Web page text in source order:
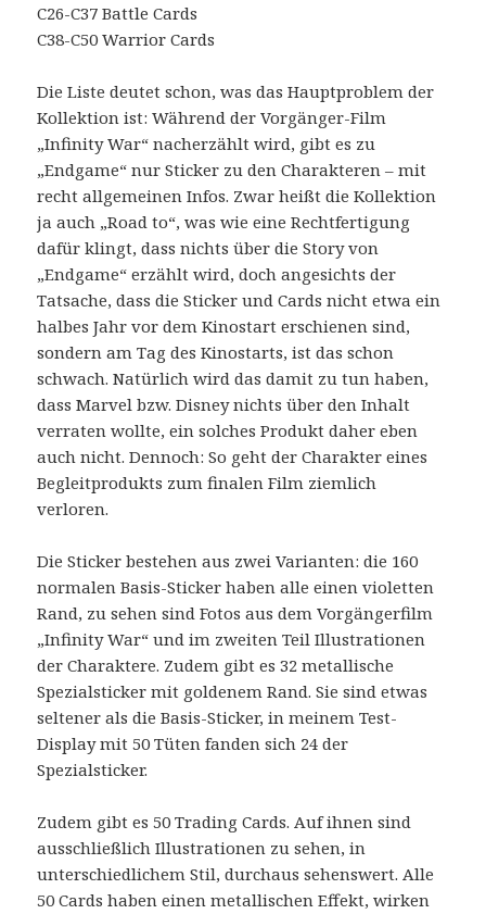
C26-C37 Battle Cards
C38-C50 Warrior Cards
Die Liste deutet schon, was das Hauptproblem der
Kollektion ist: Während der Vorgänger-Film
„Infinity War“ nacherzählt wird, gibt es zu
„Endgame“ nur Sticker zu den Charakteren – mit
recht allgemeinen Infos. Zwar heißt die Kollektion
ja auch „Road to“, was wie eine Rechtfertigung
dafür klingt, dass nichts über die Story von
„Endgame“ erzählt wird, doch angesichts der
Tatsache, dass die Sticker und Cards nicht etwa ein
halbes Jahr vor dem Kinostart erschienen sind,
sondern am Tag des Kinostarts, ist das schon
schwach. Natürlich wird das damit zu tun haben,
dass Marvel bzw. Disney nichts über den Inhalt
verraten wollte, ein solches Produkt daher eben
auch nicht. Dennoch: So geht der Charakter eines
Begleitprodukts zum finalen Film ziemlich
verloren.
Die Sticker bestehen aus zwei Varianten: die 160
normalen Basis-Sticker haben alle einen violetten
Rand, zu sehen sind Fotos aus dem Vorgängerfilm
„Infinity War“ und im zweiten Teil Illustrationen
der Charaktere. Zudem gibt es 32 metallische
Spezialsticker mit goldenem Rand. Sie sind etwas
seltener als die Basis-Sticker, in meinem Test-
Display mit 50 Tüten fanden sich 24 der
Spezialsticker.
Zudem gibt es 50 Trading Cards. Auf ihnen sind
ausschließlich Illustrationen zu sehen, in
unterschiedlichem Stil, durchaus sehenswert. Alle
50 Cards haben einen metallischen Effekt, wirken